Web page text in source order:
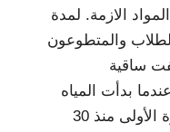
الازمة. لمدة
والمتطوعون
ساقية
بدأت المياه
تتدفق، للمرة الأولى منذ 30